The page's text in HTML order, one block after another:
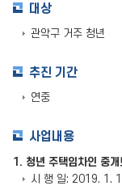
대상
관악구 거주 청년
추진 기간
연중
사업내용
1. 청년 주택임차인 중
시 행 일: 2019. 1.